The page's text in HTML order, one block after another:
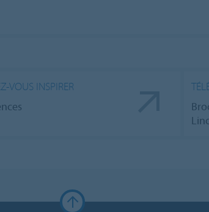
VOUS INSPIRER